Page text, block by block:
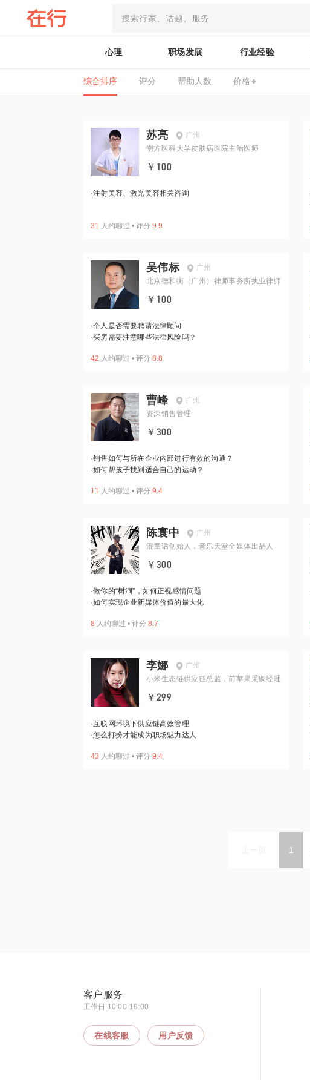
心理 职场发展 行业经验
综合排序 评分 帮助人数 价格
苏亮
广州
南方医科大学皮肤病医院主治医师
￥100
·注射美容、激光美容相关咨询
31 人约聊过 • 评分 9.9
吴伟标
广州
北京德和衡（广州）律师事务所执业律师
￥100
·个人是否需要聘请法律顾问
·买房需要注意哪些法律风险吗？
42 人约聊过 • 评分 8.8
曹峰
广州
资深销售管理
￥300
·销售如何与所在企业内部进行有效的沟通？
·如何帮孩子找到适合自己的运动？
11 人约聊过 • 评分 9.4
陈寰中
广州
混童话创始人，音乐天堂全媒体出品人
￥300
·做你的“树洞”，如何正视感情问题
·如何实现企业新媒体价值的最大化
8 人约聊过 • 评分 8.7
李娜
广州
小米生态链供应链总监，前苹果采购经理
￥299
·互联网环境下供应链高效管理
·怎么打扮才能成为职场魅力达人
43 人约聊过 • 评分 9.4
1
客户服务
工作日 10:00-19:00
在线客服 用户反馈